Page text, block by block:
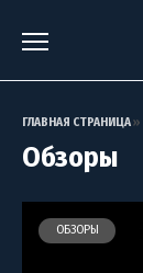
ГЛАВНАЯ СТРАНИЦА»
Обзоры
ОБЗОРЫ